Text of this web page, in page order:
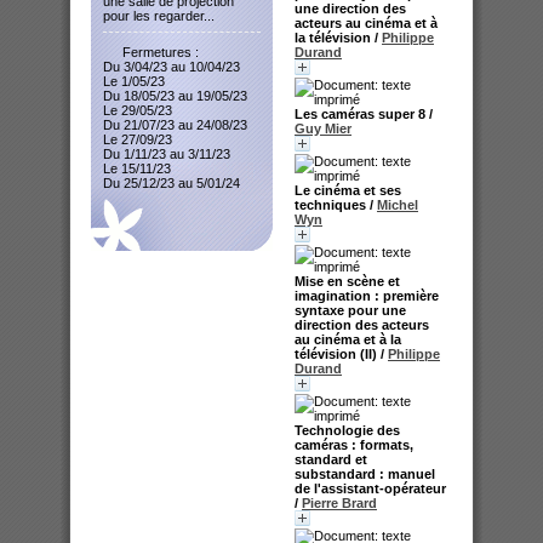
une direction des
acteurs au cinéma et à
la télévision / Philippe
Durand
Les caméras super 8 /
Guy Mier
Le cinéma et ses
techniques / Michel
Wyn
Mise en scène et
imagination : première
syntaxe pour une
direction des acteurs
au cinéma et à la
télévision (II) / Philippe
Durand
Technologie des
caméras : formats,
standard et
substandard : manuel
de l'assistant-opérateur
/ Pierre Brard
pour les regarder...
Fermetures :
Du 3/04/23 au 10/04/23
Le 1/05/23
Du 18/05/23 au 19/05/23
Le 29/05/23
Du 21/07/23 au 24/08/23
Le 27/09/23
Du 1/11/23 au 3/11/23
Le 15/11/23
Du 25/12/23 au 5/01/24